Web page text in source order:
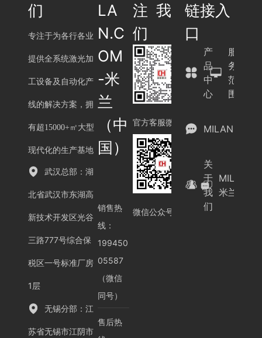
们
专注于为各行各业
提供全系统激光加
工设备及自动化产
线的解决方案，拥
有超15000+㎡大型
现代化的生产基地
武汉总部：湖
北省武汉市东湖高
新技术开发区光谷
三路777号综合保
税区一号标准厂房
1层
无锡分部：江
苏省无锡市江阴市
LA
N.C
OM
-米
兰
（中
国）
销售热
线：
199450
05587
（微信
同号）
售后热
注我
们
官方客服微信
微信公众号
链接入
口
产
品
中
心
服
务
范
围
MILAN.COM
关
于
我
们
米兰（中